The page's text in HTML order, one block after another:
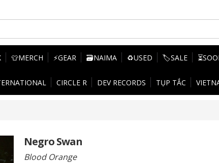
👕MERCH ⚡GEAR 🗃️NAIMA ♻️USED 🏷️SALE
CIRCLE R DEV RECORDS TỤP TẮC
Negro Swan
Blood Orange